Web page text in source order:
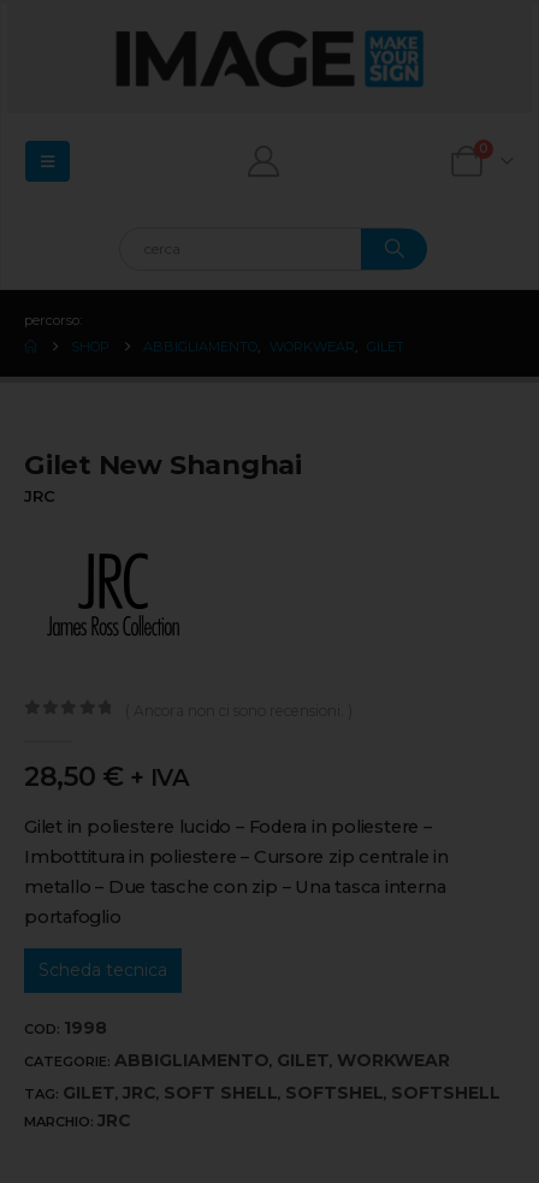
0
percorso:
SHOP
ABBIGLIAMENTO WORKWEAR GILET
Gilet New Shanghai
JRC
28,50 € + IVA
Gilet in poliestere lucido – Fodera in poliestere –
Imbottitura in poliestere – Cursore zip centrale in
metallo – Due tasche con zip – Una tasca interna
portafoglio
Scheda tecnica
COD: 1998
CATEGORIE: ABBIGLIAMENTO, GILET, WORKWEAR
TAG: GILET, JRC, SOFT SHELL, SOFTSHEL, SOFTSHELL
MARCHIO: JRC